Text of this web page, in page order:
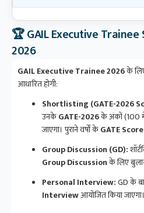
🏆 GAIL Executive Trainee
2026
GAIL Executive Trainee 2026के
आधारित होगी:
Shortlisting (GATE-2026
उनकेGATE-2026के अंकों (100
जाएगा। पुराने वर्षों केGATE Score
Group Discussion (GD):
Group Discussionके लिए
Personal Interview:GD के
Interviewआयोजित किया जाएगा।